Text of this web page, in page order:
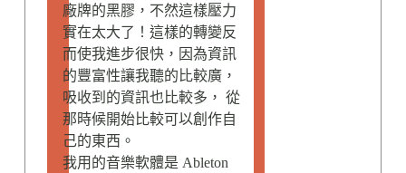
廠牌的黑膠，不然這樣壓力
實在太大了！這樣的轉變反
而使我進步很快，因為資訊
的豐富性讓我聽的比較廣，
吸收到的資訊也比較多， 從
那時候開始比較可以創作自
己的東西。
我用的音樂軟體是 Ableton